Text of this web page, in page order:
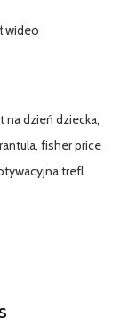
wideo
na dzień dziecka,
fisher price
trefl